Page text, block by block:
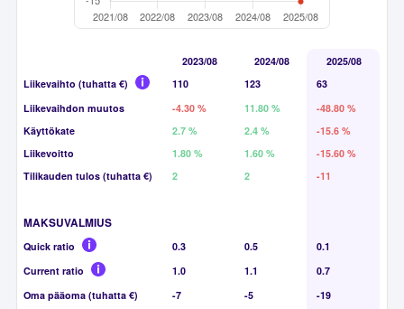
2023/08 2024/08
2025/08
Liikevaihto (tuhatta €)
110 123
63
Liikevaihdon muutos
-4.30 % 11.80 %
-48.80 %
Käyttökate
2.7 % 2.4 %
-15.6 %
Liikevoitto
1.80 % 1.60 %
-15.60 %
Tilikauden tulos (tuhatta €)
2 2 -11
MAKSUVALMIUS
Quick ratio 0.3 0.5
0.1
Current ratio
1.0 1.1
0.7
Oma pääoma (tuhatta €)
-7 -5
-19